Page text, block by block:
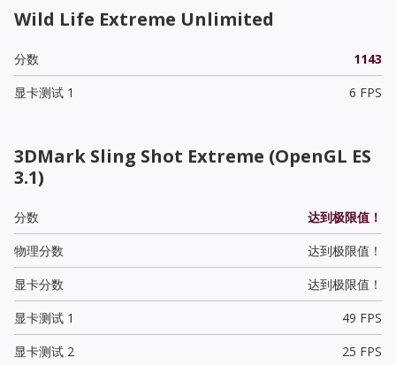
Wild Life Extreme Unlimited
分数
1143
显卡测试 1
6 FPS
3DMark Sling Shot Extreme (OpenGL ES
3.1)
分数
达到极限值！
物理分数
达到极限值！
显卡分数
达到极限值！
显卡测试 1
49 FPS
显卡测试 2
25 FPS